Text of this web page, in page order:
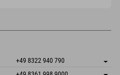
+49 8322 940 790
Salva indirizzo